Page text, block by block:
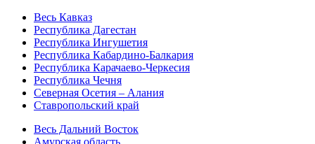
Весь Кавказ
Республика Дагестан
Республика Ингушетия
Республика Кабардино-Балкария
Республика Карачаево-Черкесия
Республика Чечня
Северная Осетия – Алания
Ставропольский край
Весь Дальний Восток
Амурская область